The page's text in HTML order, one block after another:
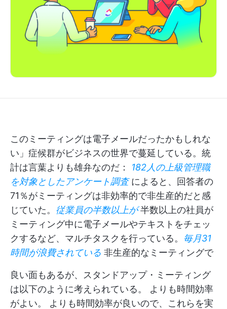
このミーティングは電子メールだったかもしれな
い」症候群がビジネスの世界で蔓延している。統
計は言葉よりも雄弁なのだ： 182人の上級管理職
を対象としたアンケート調査によると、回答者の
71％がミーティングは非効率的で非生産的だと感
じていた。 従業員の半数以上が半数以上の社員が
ミーティング中に電子メールやテキストをチェッ
クするなど、マルチタスクを行っている。 毎月31
時間が浪費されている 非生産的なミーティングで
良い面もあるが、スタンドアップ・ミーティング
は以下のように考えられている。 よりも時間効率
がよい。
よりも時間効率が良いので、これらを実